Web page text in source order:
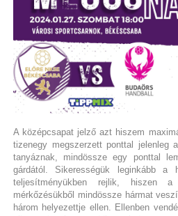
A középcsapat jelző azt hiszem
tizenegy megszerzett ponttal jelenleg
tanyáznak, mindössze egy ponttal
gárdától. Sikerességük leginkább a
teljesítményükben rejlik, hiszen
mérkőzésükből mindössze hármat
három helyezettje ellen. Ellenben